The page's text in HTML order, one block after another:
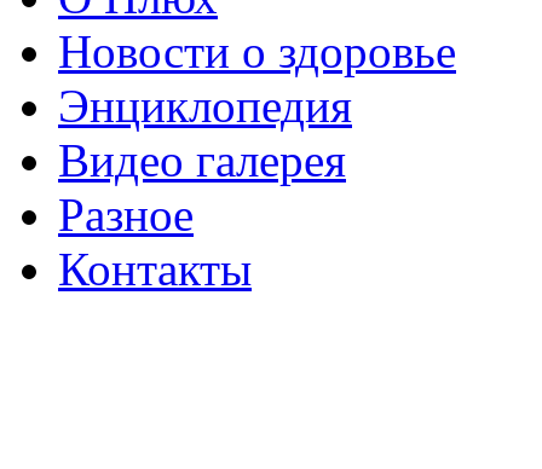
Новости о здоровье
Энциклопедия
Видео галерея
Разное
Контакты